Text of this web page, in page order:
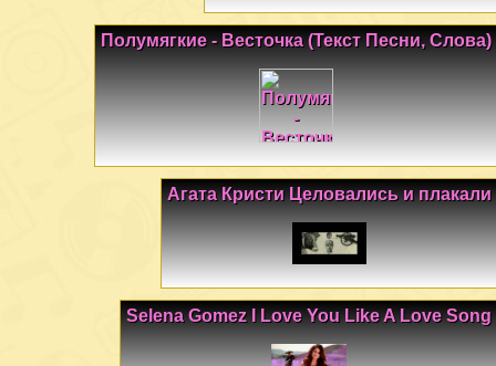
Полумягкие - Весточка (Текст Песни, Слова)
Агата Кристи Целовались и плакали
Selena Gomez I Love You Like A Love Song